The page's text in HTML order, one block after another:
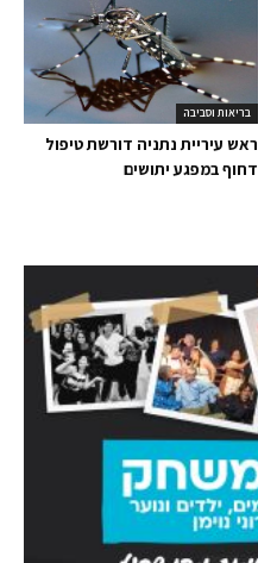
בריאות וסביבה
ראש עיריית נתניה דורשת טיפול
דחוף במפגע יתושים